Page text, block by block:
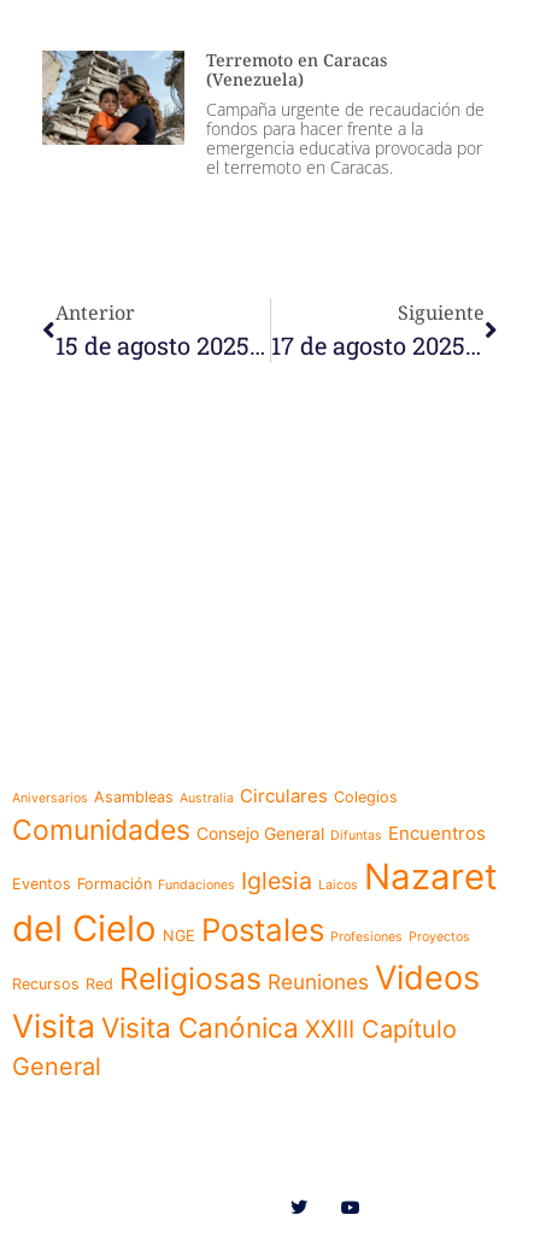
Terremoto en Caracas
(Venezuela)
Campaña urgente de recaudación de
fondos para hacer frente a la
emergencia educativa provocada por
el terremoto en Caracas.
Anterior
15 de agosto 2025. Hospedar la memoria, festejar la esperanza
Siguiente
17 de agosto 2025. Comunidades de esperanza
Aniversarios Asambleas Australia Circulares Colegios
Comunidades Consejo General Difuntas Encuentros
Eventos Formación Fundaciones Iglesia Laicos
Nazaret
del Cielo NGE Postales Profesiones Proyectos
Recursos Red Religiosas Reuniones Videos
Visita Visita Canónica XXIII Capítulo
General